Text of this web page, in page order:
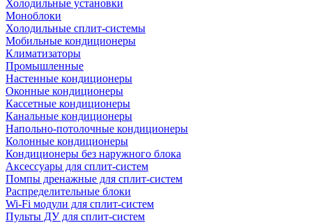
Холодильные установки
Моноблоки
Холодильные сплит-системы
Мобильные кондиционеры
Климатизаторы
Промышленные
Настенные кондиционеры
Оконные кондиционеры
Кассетные кондиционеры
Канальные кондиционеры
Напольно-потолочные кондиционеры
Колонные кондиционеры
Кондиционеры без наружного блока
Аксессуары для сплит-систем
Помпы дренажные для сплит-систем
Распределительные блоки
Wi-Fi модули для сплит-систем
Пульты ДУ для сплит-систем